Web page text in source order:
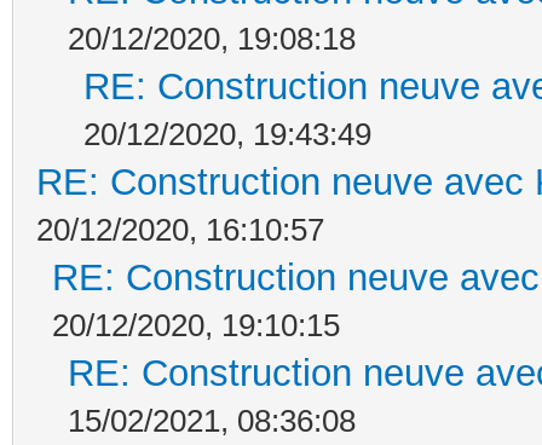
20/12/2020, 19:08:18
RE: Construction neuve
20/12/2020, 19:43:49
RE: Construction neuve avec
20/12/2020, 16:10:57
RE: Construction neuve
20/12/2020, 19:10:15
RE: Construction neuve
15/02/2021, 08:36:08